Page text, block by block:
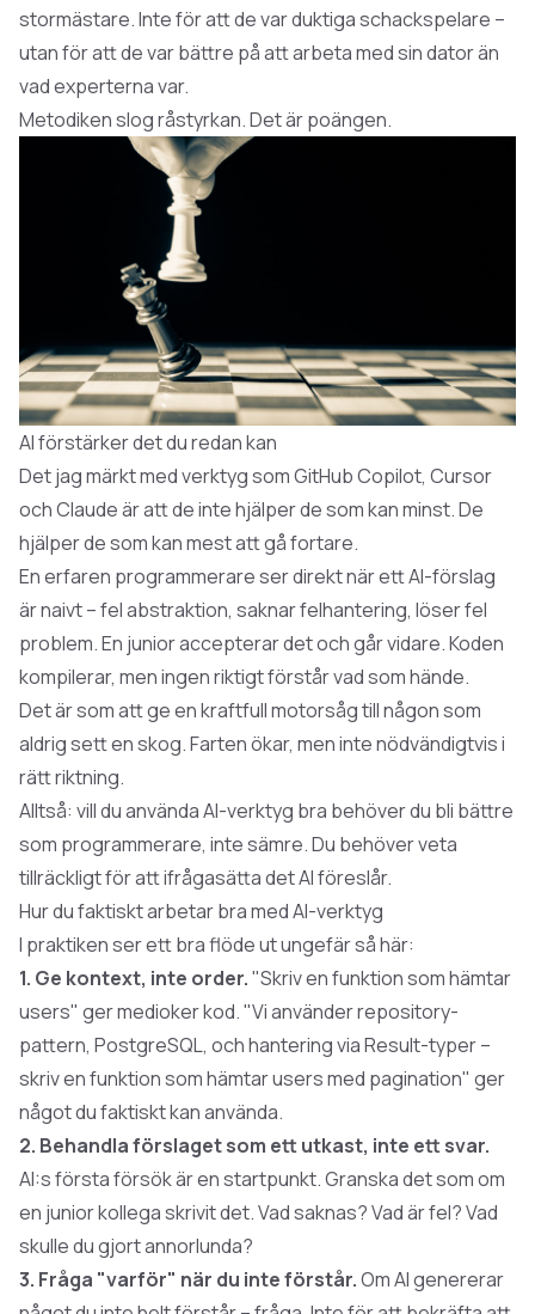
stormästare. Inte för att de var duktiga schackspelare –
utan för att de var bättre på attarbeta medsin dator än
vad experterna var.
Metodiken slog råstyrkan. Det är poängen.
AI förstärker det du redan kan
Det jag märkt med verktyg som GitHub Copilot, Cursor
och Claude är att de inte hjälper de som kan minst. De
hjälper de som kan mest att gå fortare.
En erfaren programmerare ser direkt när ett AI-förslag
är naivt – fel abstraktion, saknar felhantering, löser fel
problem. En junior accepterar det och går vidare. Koden
kompilerar, men ingen riktigt förstår vad som hände.
Det är som att ge en kraftfull motorsåg till någon som
aldrig sett en skog. Farten ökar, men inte nödvändigtvis i
rätt riktning.
Alltså: vill du använda AI-verktyg bra behöver du bli bättre
som programmerare, inte sämre. Du behöver veta
tillräckligt för att ifrågasätta det AI föreslår.
Hur du faktiskt arbetar bra med AI-verktyg
I praktiken ser ett bra flöde ut ungefär så här:
1. Ge kontext, inte order."Skriv en funktion som hämtar
users" ger medioker kod. "Vi använder repository-
pattern, PostgreSQL, och hantering via Result-typer –
skriv en funktion som hämtar users med pagination" ger
något du faktiskt kan använda.
2. Behandla förslaget som ett utkast, inte ett svar.
AI:s första försök är en startpunkt. Granska det som om
en junior kollega skrivit det. Vad saknas? Vad är fel? Vad
skulle du gjort annorlunda?
3. Fråga "varför" när du inte förstår.Om AI genererar